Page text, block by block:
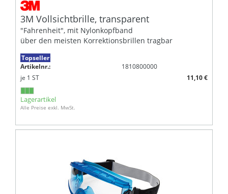
3M Vollsichtbrille, transparent
"Fahrenheit", mit Nylonkopfband
über den meisten Korrektionsbrillen tragbar
Topseller
Artikelnr.:
1810800000
je 1 ST 11,10 €
Lagerartikel
Alle Preise exkl. MwSt.